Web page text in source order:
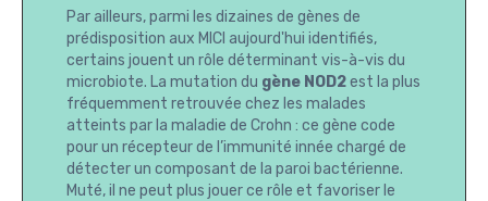
Par ailleurs, parmi les dizaines de gènes de
prédisposition aux MICI aujourd'hui identifiés,
certains jouent un rôle déterminant vis-à-vis du
microbiote. La mutation du gène NOD2est la plus
fréquemment retrouvée chez les malades
atteints par la maladie de Crohn : ce gène code
pour un récepteur de l’immunité innée chargé de
détecter un composant de la paroi bactérienne.
Muté, il ne peut plus jouer ce rôle et favoriser le